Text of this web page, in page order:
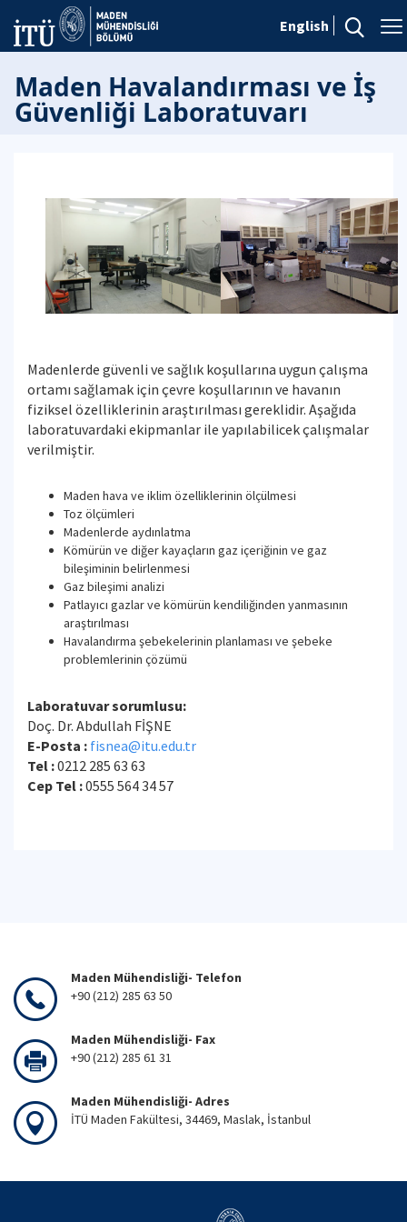
English
Maden Havalandırması ve İş
Güvenliği Laboratuvarı
Madenlerde güvenli ve sağlık koşullarına uygun çalışma
ortamı sağlamak için çevre koşullarının ve havanın
fiziksel özelliklerinin araştırılması gereklidir. Aşağıda
laboratuvardaki ekipmanlar ile yapılabilicek çalışmalar
verilmiştir.
Maden hava ve iklim özelliklerinin ölçülmesi
Toz ölçümleri
Madenlerde aydınlatma
Kömürün ve diğer kayaçların gaz içeriğinin ve gaz
bileşiminin belirlenmesi
Gaz bileşimi analizi
Patlayıcı gazlar ve kömürün kendiliğinden yanmasının
araştırılması
Havalandırma şebekelerinin planlaması ve şebeke
problemlerinin çözümü
Laboratuvar sorumlusu:
Doç. Dr. Abdullah FİŞNE
E-Posta : fisnea@itu.edu.tr
Tel :0212 285 63 63
Cep Tel :0555 564 34 57
Maden Mühendisliği- Telefon
+90 (212) 285 63 50
Maden Mühendisliği- Fax
+90 (212) 285 61 31
Maden Mühendisliği- Adres
İTÜ Maden Fakültesi, 34469, Maslak, İstanbul